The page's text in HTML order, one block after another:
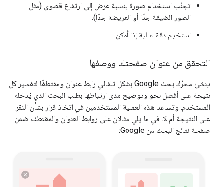
تجنَّب استخدام صورة بنسبة عرض إلى ارتفاع قصوى (مثل
الصور الضيقة جدًا أو العريضة جدًا).
استخدِم دقة عالية إذا أمكن.
التحقق من عنوان صفحتك ووصفها
ينشئ محرّك بحث Google بشكل تلقائي رابط عنوان ومقتطفًا لتفسير كل
نتيجة على أفضل نحو وتوضيح مدى ارتباطها بطلب البحث الذي يُدخله
المستخدم. وتساعد هذه العملية المستخدمين في اتخاذ قرار بشأن النقر
على النتيجة أم لا. في ما يلي مثالان على روابط العنوان والمقتطف ضمن
صفحة نتائج البحث من Google: